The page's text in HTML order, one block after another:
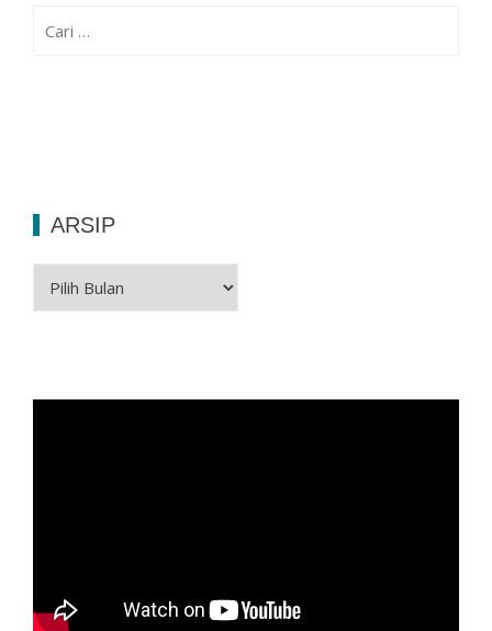
untuk:
ARSIP